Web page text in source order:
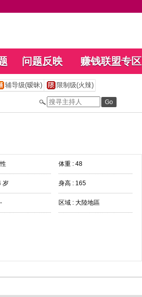
问题反映 赚钱联盟专区
辅导级(暧昧) 限制级(火辣)
体重 : 48
岁 身高 : 165
区域 : 大陸地區